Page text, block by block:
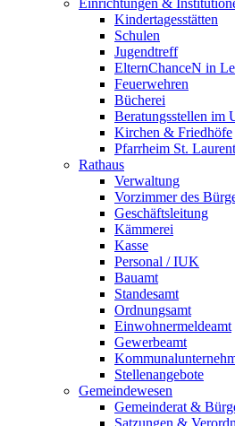
Einrichtungen &
Kindertagesstätten
Schulen
Jugendtreff
ElternChanceN in
Feuerwehren
Bücherei
Beratungsstellen im
Kirchen & Friedhöfe
Pfarrheim St.
Rathaus
Verwaltung
Vorzimmer des
Geschäftsleitung
Kämmerei
Kasse
Personal / IUK
Bauamt
Standesamt
Ordnungsamt
Einwohnermeldeamt
Gewerbeamt
Stellenangebote
Gemeindewesen
Gemeinderat &
Satzungen &